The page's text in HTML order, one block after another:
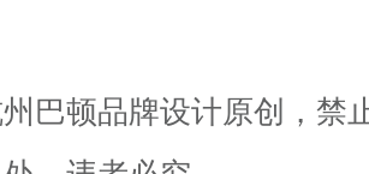
巴顿品牌设计原创，禁